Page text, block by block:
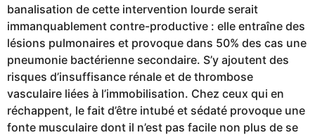
banalisation de cette intervention lourde serait
immanquablement contre-productive : elle entraîne des
lésions pulmonaires et provoque dans 50% des cas une
pneumonie bactérienne secondaire. S’y ajoutent des
risques d’insuffisance rénale et de thrombose
vasculaire liées à l’immobilisation. Chez ceux qui en
réchappent, le fait d’être intubé et sédaté provoque une
fonte musculaire dont il n’est pas facile non plus de se